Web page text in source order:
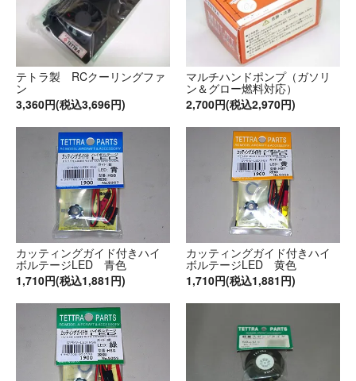
テトラ製 RCクーリングファ
ン
3,360円(税込3,696円)
マルチハンドポンプ（ガソリ
ン＆グロー燃料対応）
2,700円(税込2,970円)
カッティングガイド付きハイ
ボルテージLED 青色
1,710円(税込1,881円)
カッティングガイド付きハイ
ボルテージLED 黄色
1,710円(税込1,881円)